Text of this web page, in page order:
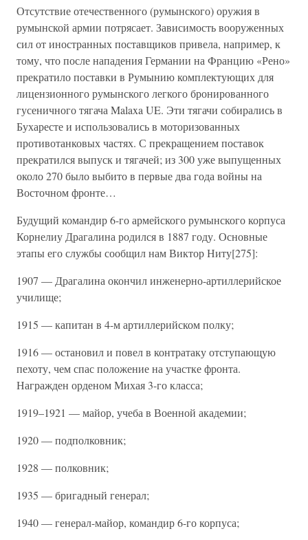
Отсутствие отечественного (румынского) оружия в
румынской армии потрясает. Зависимость вооруженных
сил от иностранных поставщиков привела, например, к
тому, что после нападения Германии на Францию «Рено»
прекратило поставки в Румынию комплектующих для
лицензионного румынского легкого бронированного
гусеничного тягача Malaxa UE. Эти тягачи собирались в
Бухаресте и использовались в моторизованных
противотанковых частях. С прекращением поставок
прекратился выпуск и тягачей; из 300 уже выпущенных
около 270 было выбито в первые два года войны на
Восточном фронте…
Будущий командир 6-го армейского румынского корпуса
Корнелиу Драгалина родился в 1887 году. Основные
этапы его службы сообщил нам Виктор Ниту[275]:
1907 — Драгалина окончил инженерно-артиллерийское
училище;
1915 — капитан в 4-м артиллерийском полку;
1916 — остановил и повел в контратаку отступающую
пехоту, чем спас положение на участке фронта.
Награжден орденом Михая 3-го класса;
1919–1921 — майор, учеба в Военной академии;
1920 — подполковник;
1928 — полковник;
1935 — бригадный генерал;
1940 — генерал-майор, командир 6-го корпуса;